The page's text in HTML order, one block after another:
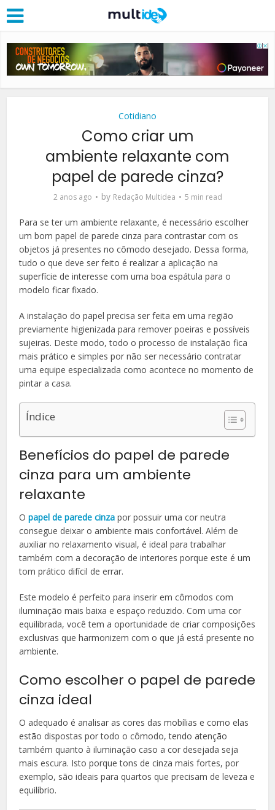
Cotidiano
Como criar um
ambiente relaxante com
papel de parede cinza?
2 anos ago by Redação Multidea 5 min read
Para se ter um ambiente relaxante, é necessário escolher
um bom papel de parede cinza para contrastar com os
objetos já presentes no cômodo desejado. Dessa forma,
tudo o que deve ser feito é realizar a aplicação na
superfície de interesse com uma boa espátula para o
modelo ficar fixado.
A instalação do papel precisa ser feita em uma região
previamente higienizada para remover poeiras e possíveis
sujeiras. Deste modo, todo o processo de instalação fica
mais prático e simples por não ser necessário contratar
uma equipe especializada como acontece no momento de
pintar a casa.
Índice
Benefícios do papel de parede
cinza para um ambiente
relaxante
Opapel de parede cinza por possuir uma cor neutra
consegue deixar o ambiente mais confortável. Além de
auxiliar no relaxamento visual, é ideal para trabalhar
também com a decoração de interiores porque este é um
tom prático difícil de errar.
Este modelo é perfeito para inserir em cômodos com
iluminação mais baixa e espaço reduzido. Com uma cor
equilibrada, você tem a oportunidade de criar composições
exclusivas que harmonizem com o que já está presente no
ambiente.
Como escolher o papel de parede
cinza ideal
O adequado é analisar as cores das mobílias e como elas
estão dispostas por todo o cômodo, tendo atenção
também quanto à iluminação caso a cor desejada seja
mais escura. Isto porque tons de cinza mais fortes, por
exemplo, são ideais para quartos que precisam de leveza e
equilíbrio.